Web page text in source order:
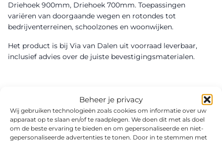
Beheer je privacy
Wij gebruiken technologieën zoals cookies om informatie over uw
apparaat op te slaan en/of te raadplegen. We doen dit met als doel
om de beste ervaring te bieden en om gepersonaliseerde en niet-
gepersonaliseerde advertenties te tonen. Door in te stemmen met
Driehoek 900mm, Driehoek 700mm. Toepassingen
variëren van doorgaande wegen en rotondes tot
bedrijventerreinen, schoolzones en woonwijken.
Het product is bij Via van Dalen uit voorraad leverbaar,
inclusief advies over de juiste bevestigingsmaterialen.